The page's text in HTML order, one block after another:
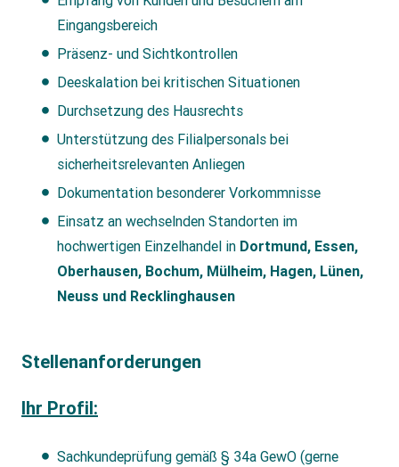
Eingangsbereich
Präsenz- und Sichtkontrollen
Deeskalation bei kritischen Situationen
Durchsetzung des Hausrechts
Unterstützung des Filialpersonals bei
sicherheitsrelevanten Anliegen
Dokumentation besonderer Vorkommnisse
Einsatz an wechselnden Standorten im
hochwertigen Einzelhandel in Dortmund, Essen,
Oberhausen, Bochum, Mülheim, Hagen, Lünen,
Neuss und Recklinghausen
Stellenanforderungen
Ihr Profil:
Sachkundeprüfung gemäß § 34a GewO (gerne